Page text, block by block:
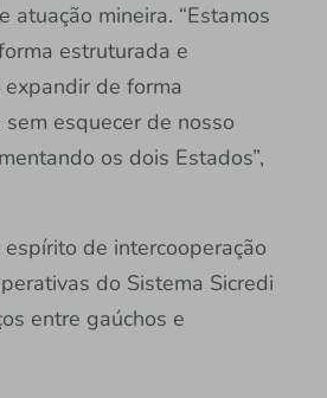
atuação mineira. “Estamos
estruturada e
de forma
esquecer de nosso
os dois Estados”,
de intercooperação
do Sistema Sicredi
entre gaúchos e